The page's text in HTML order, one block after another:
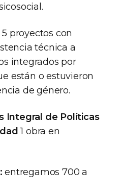
5 proyectos con
técnica a
integrados por
están o estuvieron
de género.
Integral de Políticas
1 obra en
entregamos 700 a